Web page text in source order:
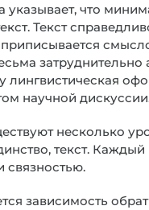
указывает, что
Текст
лингвистическая
научной
несколько
текст.
связностью.
зависимость